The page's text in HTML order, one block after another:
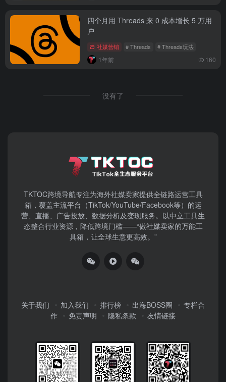
四个月用 Threads 来 0 成本增长 5 万用
户
社媒营销 # Threads # Threads玩法
1年前 160
没有了
TKTOC跨境导航​专注为海外社媒卖家提供全链路运营工具
箱，覆盖主流平台（TikTok/YouTube/Facebook等）​的运
营、直播、广告投放、数据分析及变现服务。以中立工具生
态整合行业资源，降低跨境门槛——“做社媒卖家的万能工
具箱，让全球生意更高效。”
关于我们 加入我们 排行榜 出海BOSS圈
专栏合
作
免责声明 隐私条款 友情链接